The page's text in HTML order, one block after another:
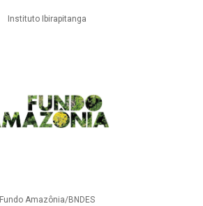
Instituto Ibirapitanga
Fundo Amazônia/BNDES